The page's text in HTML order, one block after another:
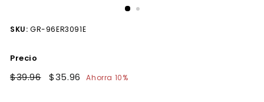
SKU: GR-96ER3091E
Precio
Precio
$39.96$39.96
Precio
$35.96 $35.96
Ahorra 10%